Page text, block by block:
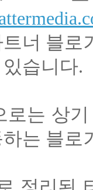
너 블로
습니다.
로는 상
는 블로